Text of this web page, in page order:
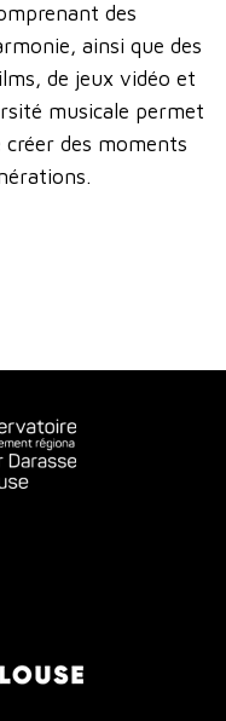
des
ainsi que des
de jeux vidéo et
musicale permet
des moments